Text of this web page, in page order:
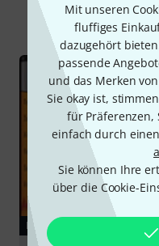
Mit unseren
fluffiges
dazugehört
passende
und das Merken
Sie okay ist,
für Präferenzen,
einfach durch
Sie können Ihre
über die Cookie-
Alle
RATGEBER